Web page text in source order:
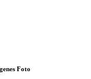
Foto